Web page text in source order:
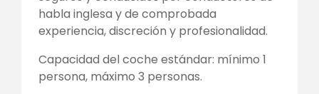
habla inglesa y de comprobada
experiencia, discreción y profesionalidad.
Capacidad del coche estándar: mínimo 1
persona, máximo 3 personas.